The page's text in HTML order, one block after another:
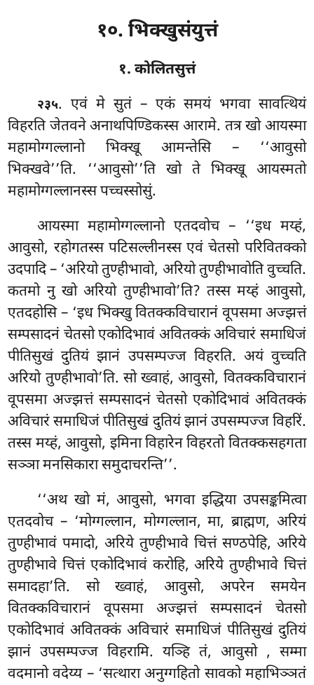
१०. भिक्खुसंयुत्तं
१. कोलितसुत्तं
२३५. एवं मे सुतं – एकं समयं भगवा सावत्थियं
विहरति जेतवने अनाथपिण्डिकस्स आरामे. तत्र खो आयस्मा
महामोग्गल्लानो भिक्खू आमन्तेसि – ‘‘आवुसो
भिक्खवे’’ति. ‘‘आवुसो’’ति खो ते भिक्खू आयस्मतो
महामोग्गल्लानस्स पच्चस्सोसुं.
आयस्मा महामोग्गल्लानो एतदवोच – ‘‘इध मय्हं,
आवुसो, रहोगतस्स पटिसल्लीनस्स एवं चेतसो परिवितक्को
उदपादि – ‘अरियो तुण्हीभावो, अरियो तुण्हीभावोति वुच्चति.
कतमो नु खो अरियो तुण्हीभावो’ति? तस्स मय्हं आवुसो,
एतदहोसि – ‘इध भिक्खु वितक्कविचारानं वूपसमा अज्झत्तं
सम्पसादनं चेतसो एकोदिभावं अवितक्कं अविचारं समाधिजं
पीतिसुखं दुतियं झानं उपसम्पज्ज विहरति. अयं वुच्चति
अरियो तुण्हीभावो’ति. सो ख्वाहं, आवुसो, वितक्कविचारानं
वूपसमा अज्झत्तं सम्पसादनं चेतसो एकोदिभावं अवितक्कं
अविचारं समाधिजं पीतिसुखं दुतियं झानं उपसम्पज्ज विहरिं.
तस्स मय्हं, आवुसो, इमिना विहारेन विहरतो वितक्कसहगता
सञ्ञा मनसिकारा समुदाचरन्ति’’.
‘‘अथ खो मं, आवुसो, भगवा इद्धिया उपसङ्कमित्वा
एतदवोच – ‘मोग्गल्लान, मोग्गल्लान, मा, ब्राह्मण, अरियं
तुण्हीभावं पमादो, अरिये तुण्हीभावे चित्तं सण्ठपेहि, अरिये
तुण्हीभावे चित्तं एकोदिभावं करोहि, अरिये तुण्हीभावे चित्तं
समादहा’ति. सो ख्वाहं, आवुसो, अपरेन समयेन
वितक्कविचारानं वूपसमा अज्झत्तं सम्पसादनं चेतसो
एकोदिभावं अवितक्कं अविचारं समाधिजं पीतिसुखं दुतियं
झानं उपसम्पज्ज विहरामि. यञ्हि तं, आवुसो , सम्मा
वदमानो वदेय्य – ‘सत्थारा अनुग्गहितो सावको महाभिञ्ञतं